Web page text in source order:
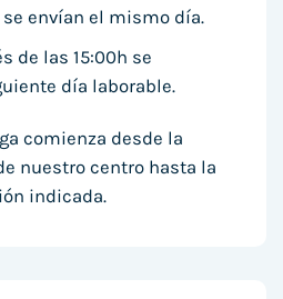
envían el mismo día.
de las 15:00h se
día laborable.
comienza desde la
nuestro centro hasta la
indicada.